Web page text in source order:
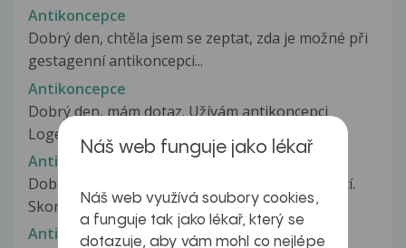
Antikoncepce
Dobrý den, chtěla jsem se zeptat, zda je možné při
gestagenní antikoncepci...
Antikoncepce
Dobrý den, mám dotaz. Užívám antikoncepci
Logest už 3 roky a pravidelně, ale...
Antikoncepce
Dobrý den, Mám takový problém s antikoncepcí.
Skoro rok a pul jsem brala antikoncepci...
Antikoncepce
Náš web funguje jako lékař
Náš web využívá soubory cookies,
a funguje tak jako lékař, který se
dotazuje, aby vám mohl co nejlépe